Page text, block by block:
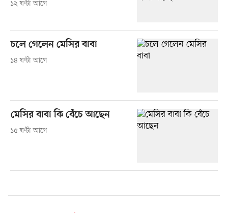
১২ ঘণ্টা আগে
চলে গেলেন মেসির বাবা
১৪ ঘণ্টা আগে
মেসির বাবা কি বেঁচে আছেন
১৫ ঘণ্টা আগে